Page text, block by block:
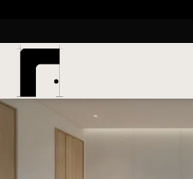
content